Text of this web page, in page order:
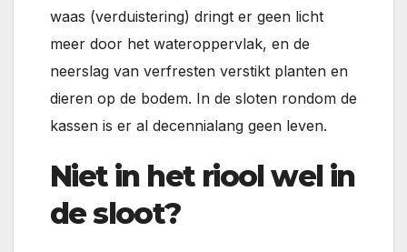
waas (verduistering) dringt er geen licht
meer door het wateroppervlak, en de
neerslag van verfresten verstikt planten en
dieren op de bodem. In de sloten rondom de
kassen is er al decennialang geen leven.
Niet in het riool wel in
de sloot?